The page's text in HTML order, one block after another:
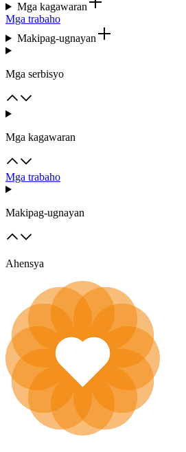
Mga kagawaran
Mga trabaho
Makipag-ugnayan
Mga serbisyo
Mga kagawaran
Mga trabaho
Makipag-ugnayan
Ahensya